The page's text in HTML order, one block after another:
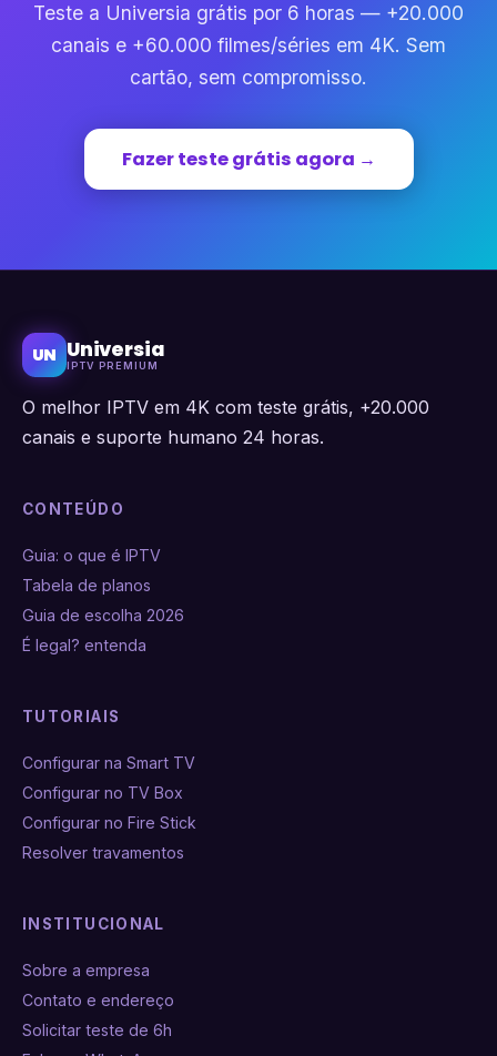
Teste a Universia grátis por 6 horas — +20.000
canais e +60.000 filmes/séries em 4K. Sem
cartão, sem compromisso.
Fazer teste grátis agora →
UN Universia
IPTV PREMIUM
O melhor IPTV em 4K com teste grátis, +20.000
canais e suporte humano 24 horas.
CONTEÚDO
Guia: o que é IPTV
Tabela de planos
Guia de escolha 2026
É legal? entenda
TUTORIAIS
Configurar na Smart TV
Configurar no TV Box
Configurar no Fire Stick
Resolver travamentos
INSTITUCIONAL
Sobre a empresa
Contato e endereço
Solicitar teste de 6h